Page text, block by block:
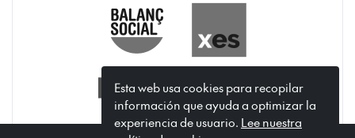
Esta web usa cookies para recopilar
información que ayuda a optimizar la
experiencia de usuario. Lee nuestra